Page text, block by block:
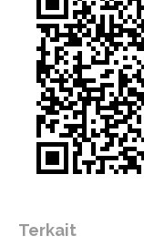
Terkait